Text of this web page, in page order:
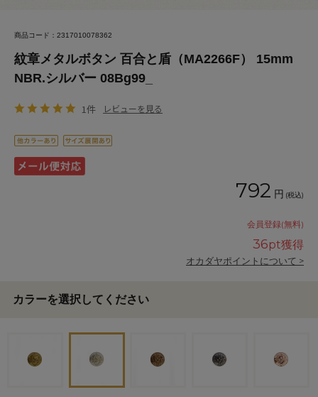
商品コード：2317010078362
紋章メタルボタン 百合と盾（MA2266F） 15mm
NBR.シルバー 08Bg99_
1件 レビューを見る
792 円 (税込)
会員登録(無料)
36pt獲得
オカダヤポイントについて >
カラーを選択してください